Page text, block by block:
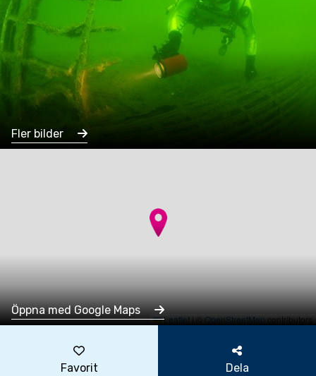
Fler bilder
Leaflet|©OpenStreetMapcontributors
Öppna med Google Maps
Favorit Dela